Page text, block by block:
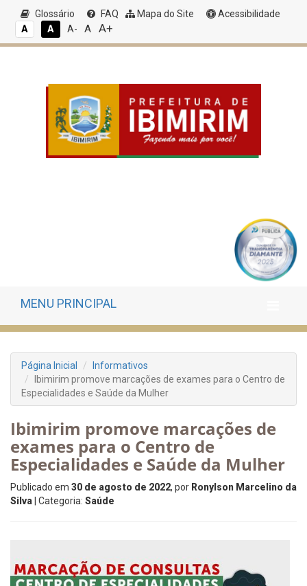
Glossário FAQ Mapa do Site
Acessibilidade
A
A A- A A+
MENU PRINCIPAL
Página Inicial
Informativos
Ibimirim promove marcações de exames para o Centro de
Especialidades e Saúde da Mulher
Ibimirim promove marcações de
exames para o Centro de
Especialidades e Saúde da Mulher
Publicado em 30 de agosto de 2022, por Ronylson Marcelino da
Silva | Categoria: Saúde